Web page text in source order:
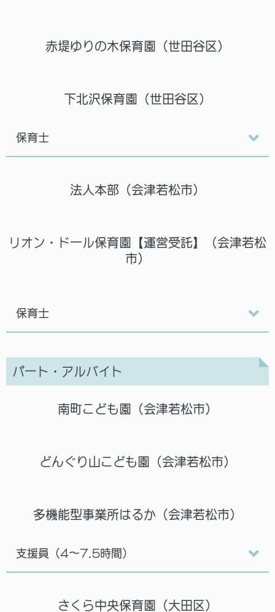
赤堤ゆりの木保育園（世田谷区）
下北沢保育園（世田谷区）
保育士
法人本部（会津若松市）
リオン・ドール保育園【運営受託】（会津若松
市）
保育士
パート・アルバイト
南町こども園（会津若松市）
どんぐり山こども園（会津若松市）
多機能型事業所はるか（会津若松市）
支援員（4～7.5時間）
さくら中央保育園（大田区）